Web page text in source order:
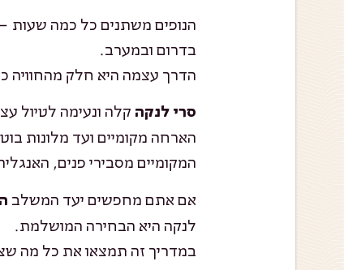
הנופים משתנים כל כמה שעות –
בדרום ובמערב.
הדרך עצמה היא חלק מהחוויה
סרי לנקה קלה ונעימה לטיול
הארחה מקומיים ועד מלונות
המקומיים מסבירי פנים,
אם אתם מחפשים יעד המשלב
לנקה היא הבחירה המושלמת.
במדריך זה תמצאו את כל מה